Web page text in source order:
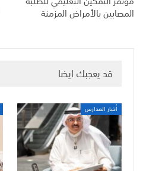
المصابين بالأمراض المزمنة
قد يعجبك ايضا
أخبار المدارس